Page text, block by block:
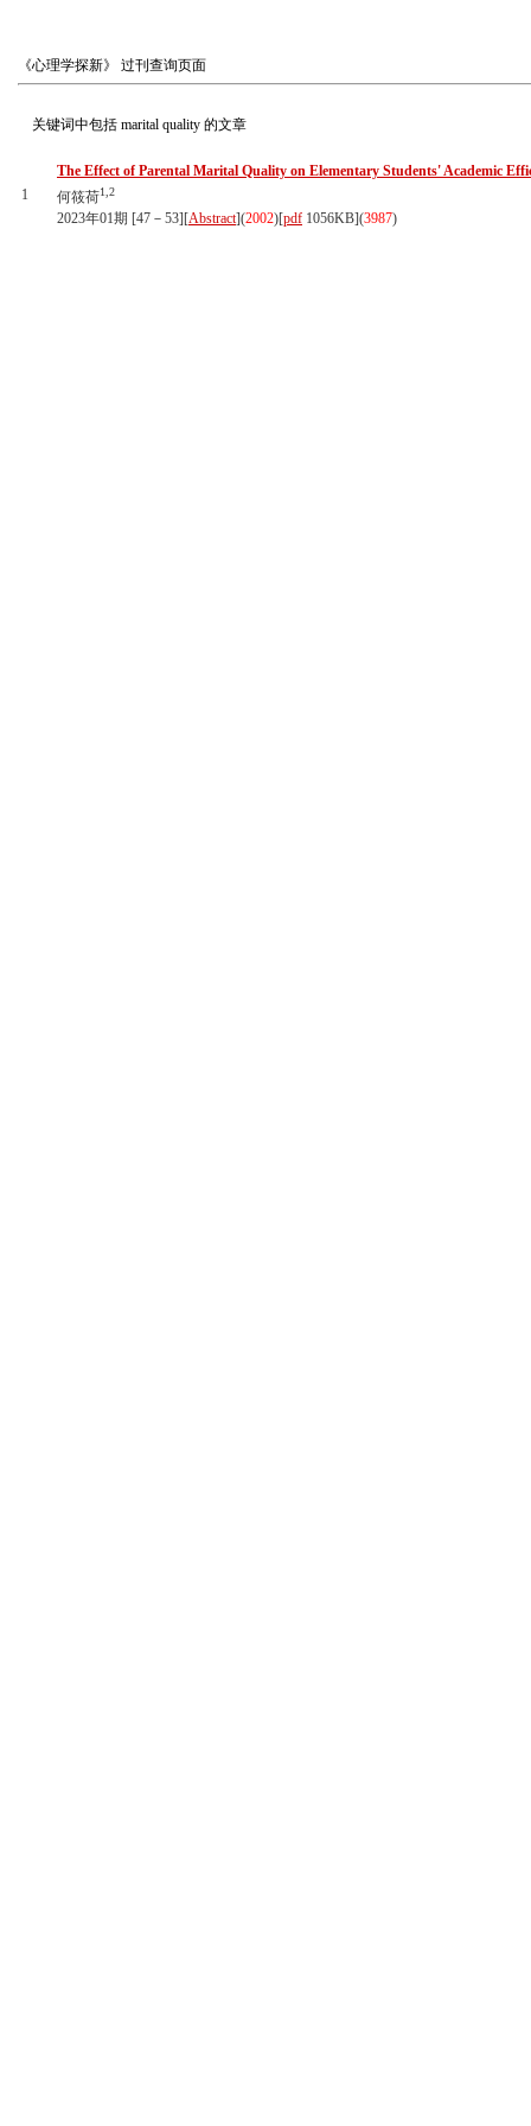
《心理学探新》 过刊查询页面
关键词中包括 marital quality 的文章
1
The Effect of Parental Marital Quality on Elementary Students' Academic
何筱荷1,2
2023年01期 [47－53][Abstract](2002)[pdf 1056KB](3987)